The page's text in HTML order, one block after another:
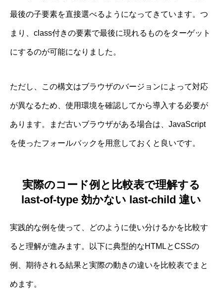
最後の子要素を直接選べるようになってきています。つ
まり、class付きの要素で最後に現れるものをターゲット
にするのが可能になりました。
ただし、この構文はブラウザのバージョンによって対応
が異なるため、使用環境を確認してから導入する必要が
あります。まだ古いブラウザがある場合は、JavaScript
を使ったフォールバックを用意しておくと良いです。
実際のコード例と比較表で理解する
last-of-type 効かない last-child 違い
実践的な例を使って、どのように使い分けるかを比較す
ると理解が進みます。以下に典型的なHTMLとCSSの
例、期待される結果と実際の動きの違いを比較表でまと
めます。